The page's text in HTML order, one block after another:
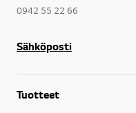
0942 55 22 66
Sähköposti
Tuotteet